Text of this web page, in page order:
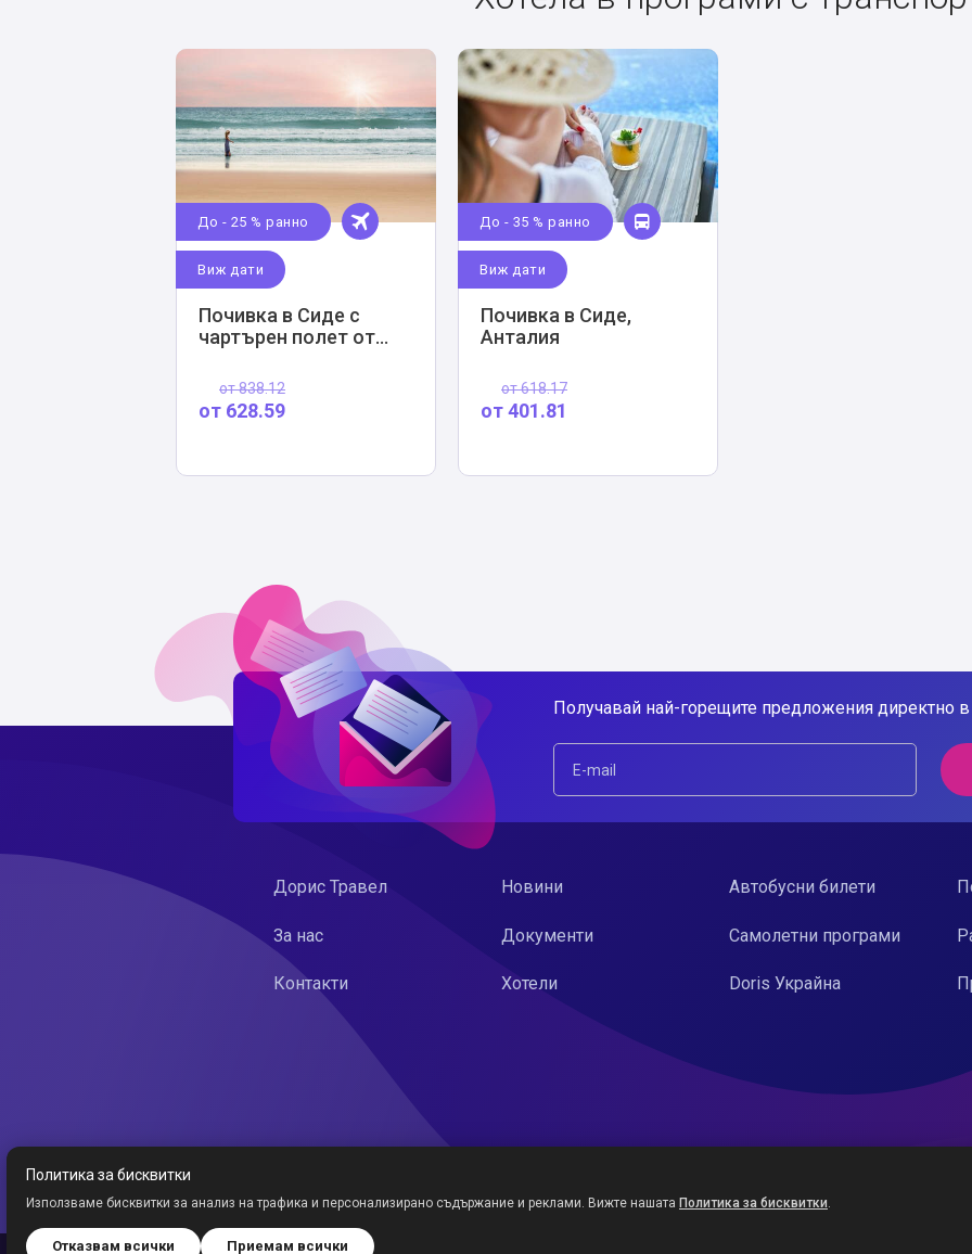
До - 25 % ранно
Виж дати
Почивка в Сиде с
чартърен полет от
от838.12
от 628.59
До - 35 % ранно
Виж дати
Почивка в Сиде,
Анталия
от618.17
от401.81
Получавай най-горещите предложения директно
Дорис Травел
За нас
Контакти
Новини
Документи
Хотели
Автобусни билети
Самолетни програми
Doris Украйна
Политика за бисквитки
Използваме бисквитки за анализ на трафика и персонализирано съдържание и реклами. Вижте нашата Политика за бисквитки.
Отказвам всички Приемам всички